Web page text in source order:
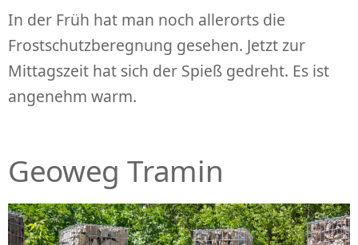
In der Früh hat man noch allerorts die
Frostschutzberegnung gesehen. Jetzt zur
Mittagszeit hat sich der Spieß gedreht. Es ist
angenehm warm.
Geoweg Tramin